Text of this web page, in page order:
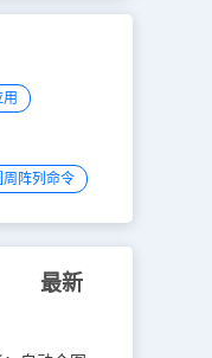
阵列命令
最新